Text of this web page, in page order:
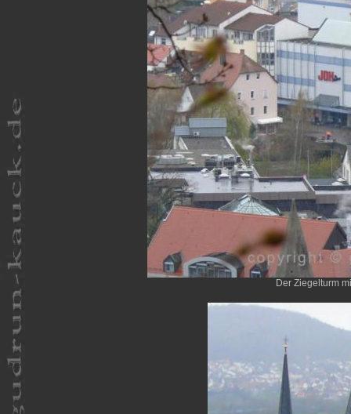
Der Ziegelturm